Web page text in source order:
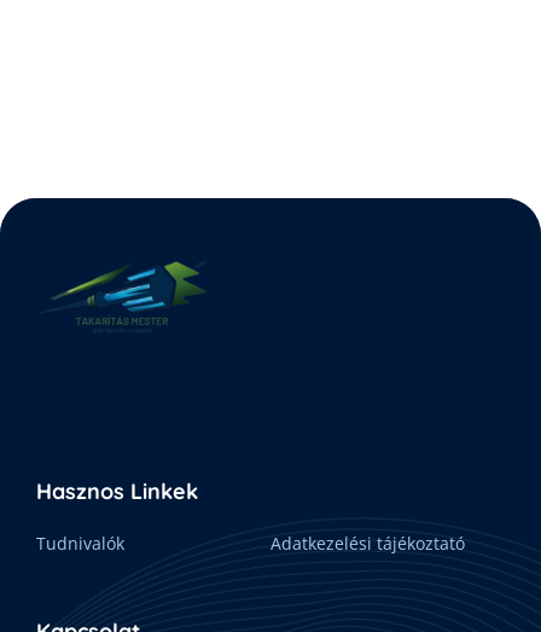
Hasznos Linkek
Tudnivalók Adatkezelési tájékoztató